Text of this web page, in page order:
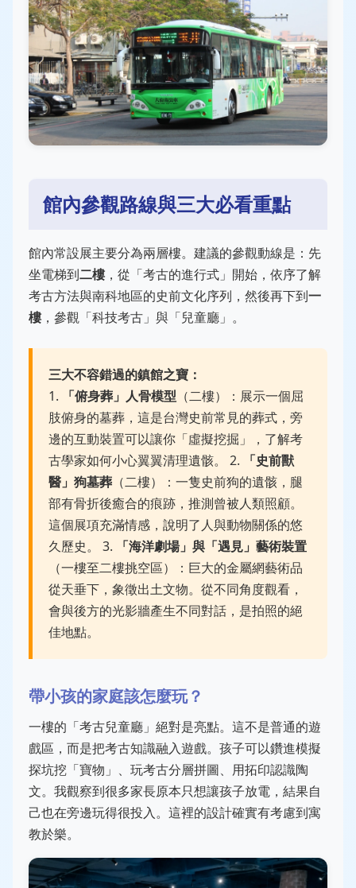
館內參觀路線與三大必看重點
館內常設展主要分為兩層樓。建議的參觀動線是：先
坐電梯到二樓 ，從「考古的進行式」開始，依序了解
考古方法與南科地區的史前文化序列，然後再下到一
樓 ，參觀「科技考古」與「兒童廳」。
三大不容錯過的鎮館之寶：
1.
「俯身葬」人骨模型 （二樓）：展示一個屈
肢俯身的墓葬，這是台灣史前常見的葬式，旁
邊的互動裝置可以讓你「虛擬挖掘」，了解考
古學家如何小心翼翼清理遺骸。 2.
「史前獸
醫」狗墓葬 （二樓）：一隻史前狗的遺骸，腿
部有骨折後癒合的痕跡，推測曾被人類照顧。
這個展項充滿情感，說明了人與動物關係的悠
久歷史。 3.
「海洋劇場」與「遇見」藝術裝置
（一樓至二樓挑空區）：巨大的金屬網藝術品
從天垂下，象徵出土文物。從不同角度觀看，
會與後方的光影牆產生不同對話，是拍照的絕
佳地點。
帶小孩的家庭該怎麼玩？
一樓的「考古兒童廳」絕對是亮點。這不是普通的遊
戲區，而是把考古知識融入遊戲。孩子可以鑽進模擬
探坑挖「寶物」、玩考古分層拼圖、用拓印認識陶
文。我觀察到很多家長原本只想讓孩子放電，結果自
己也在旁邊玩得很投入。這裡的設計確實有考慮到寓
教於樂。